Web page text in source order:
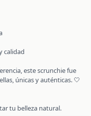
calidad
este scrunchie fue
únicas y auténticas. 🤍
tu belleza natural.